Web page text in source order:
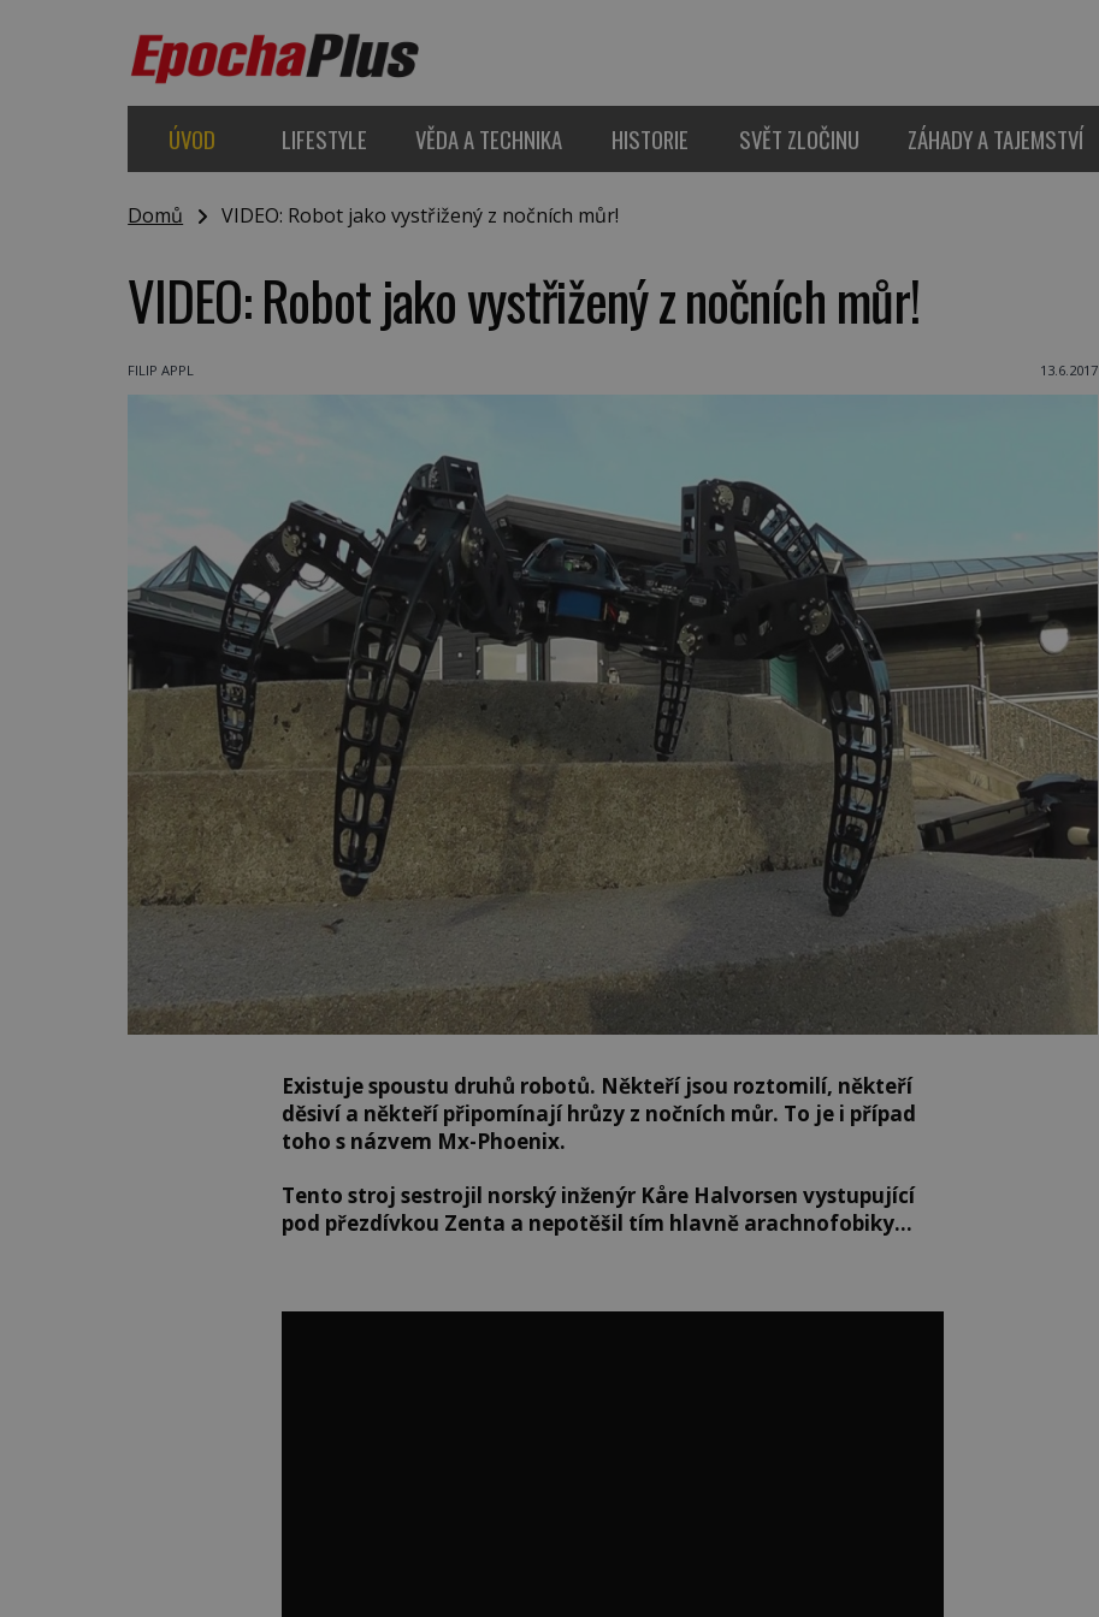
ÚVOD LIFESTYLE VĚDA A TECHNIKA HISTORIE SVĚT ZLOČINU ZÁHADY A TAJEMSTVÍ
Domů VIDEO: Robot jako vystřižený z nočních můr!
VIDEO: Robot jako vystřižený z nočních můr!
FILIP APPL 13.6.2017
Existuje spoustu druhů robotů. Někteří jsou roztomilí, někteří
děsiví a někteří připomínají hrůzy z nočních můr. To je i případ
toho s názvem Mx-Phoenix.
Tento stroj sestrojil norský inženýr Kåre Halvorsen vystupující
pod přezdívkou Zenta a nepotěšil tím hlavně arachnofobiky…